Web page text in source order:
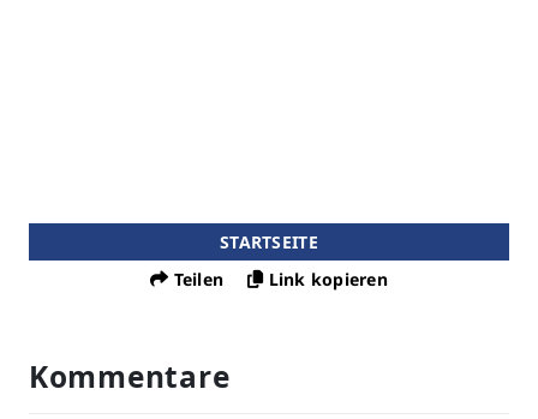
STARTSEITE
Teilen
Link kopieren
Kommentare